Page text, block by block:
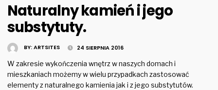
Naturalny kamień i jego
substytuty.
BY:ARTSITES 24 SIERPNIA 2016
W zakresie wykończenia wnętrz w naszych domach i
mieszkaniach możemy w wielu przypadkach zastosować
elementy z naturalnego kamienia jak i z jego substytutów.